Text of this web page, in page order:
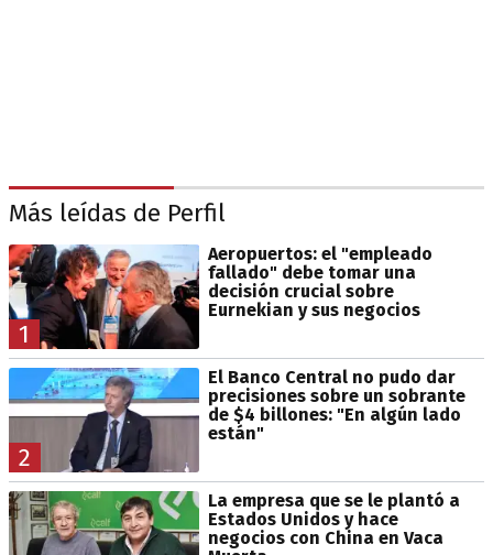
Más leídas de Perfil
1
Aeropuertos: el "empleado
fallado" debe tomar una
decisión crucial sobre
Eurnekian y sus negocios
2
El Banco Central no pudo dar
precisiones sobre un sobrante
de $4 billones: "En algún lado
están"
La empresa que se le plantó a
Estados Unidos y hace
negocios con China en Vaca